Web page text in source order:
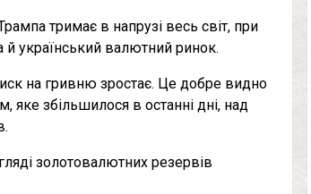
тримає в напрузі весь світ, при
й український валютний ринок.
на гривню зростає. Це добре видно
збільшилося в останні дні, над
золотовалютних резервів